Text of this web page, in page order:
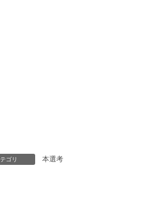
ゴリ 本選考